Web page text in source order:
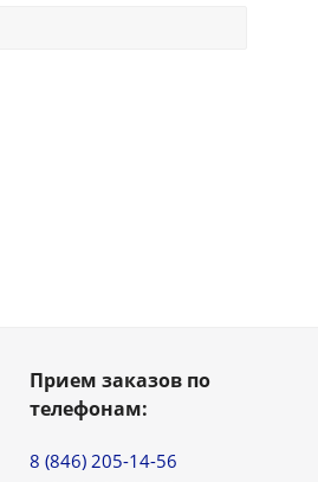
Прием заказов по
телефонам:
8 (846) 205-14-56